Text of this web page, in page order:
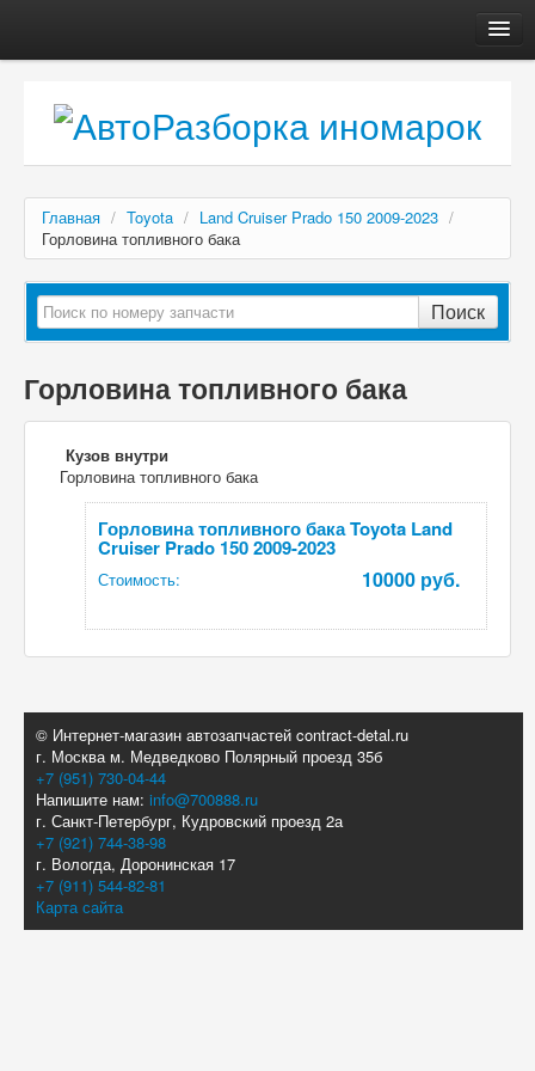
Автосервис
Как купить
Главная / Toyota / Land Cruiser Prado 150 2009-2023 /
Горловина топливного бака
Поиск
Горловина топливного бака
Кузов внутри
Горловина топливного бака
Горловина топливного бака Toyota Land
Cruiser Prado 150 2009-2023
Стоимость: 10000 руб.
© Интернет-магазин автозапчастей contract-detal.ru
г. Москва м. Медведково Полярный проезд 35б
+7 (951) 730-04-44
Напишите нам: info@700888.ru
г. Санкт-Петербург, Кудровский проезд 2а
+7 (921) 744-38-98
г. Вологда, Доронинская 17
+7 (911) 544-82-81
Карта сайта